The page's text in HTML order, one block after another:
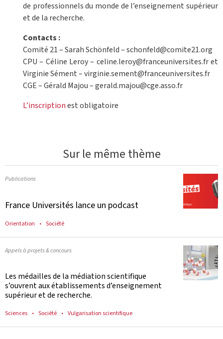
de professionnels du monde de l’enseignement supérieur
et de la recherche.
Contacts :
Comité 21 – Sarah Schönfeld – schonfeld@comite21.org
CPU – Céline Leroy – celine.leroy@franceuniversites.fr et
Virginie Sément – virginie.sement@franceuniversites.fr
CGE – Gérald Majou – gerald.majou@cge.asso.fr
L’inscriptionest obligatoire
Sur le même thème
Publications
France Universités lance un podcast
Orientation Société
Appels à projets & concours
Les médailles de la médiation scientifique
s’ouvrent aux établissements d’enseignement
supérieur et de recherche.
Sciences Société Vulgarisation scientifique